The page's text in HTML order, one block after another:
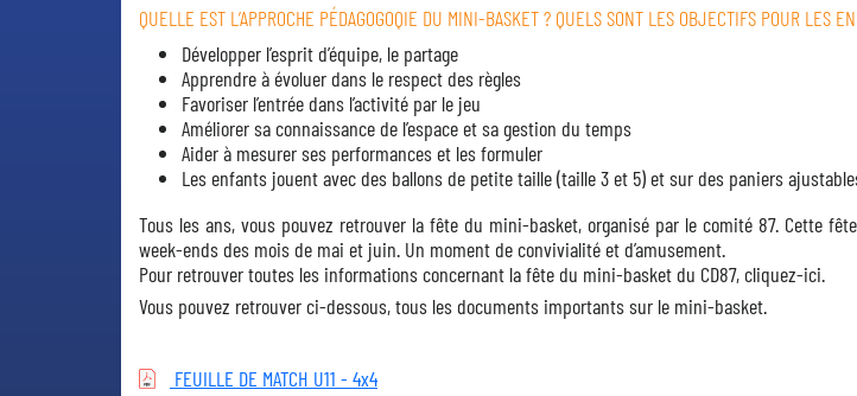
QUELLE EST L’APPROCHE PÉDAGOGOQIE DU MINI-BASKET ? QUELS SONT LES OBJECTIFS POUR LES
Développer l’esprit d’équipe, le partage
Apprendre à évoluer dans le respect des règles
Favoriser l’entrée dans l’activité par le jeu
Améliorer sa connaissance de l’espace et sa gestion du temps
Aider à mesurer ses performances et les formuler
Les enfants jouent avec des ballons de petite taille (taille 3 et 5) et sur des paniers
Tous les ans, vous pouvez retrouver la fête du mini-basket, organisé par le comité 87. Cette
week-ends des mois de mai et juin. Un moment de convivialité et d’amusement.
Pour retrouver toutes les informations concernant la fête du mini-basket du CD87, cliquez-ici.
Vous pouvez retrouver ci-dessous, tous les documents importants sur le mini-basket.
FEUILLE DE MATCH U11 - 4x4